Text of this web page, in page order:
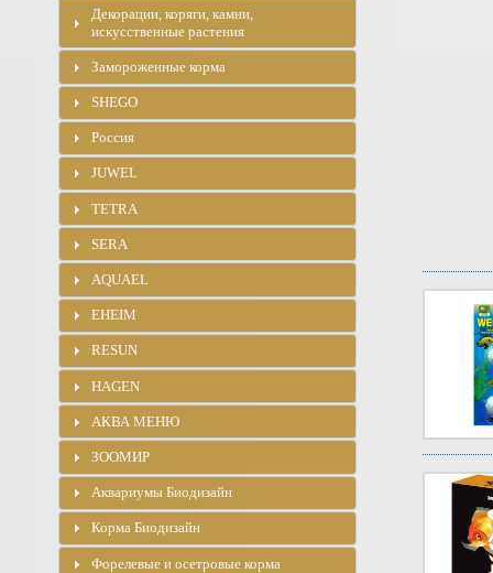
Декорации, коряги, камни,
искусственные растения
Замороженные корма
SHEGO
Россия
JUWEL
TETRA
SERA
AQUAEL
EHEIM
RESUN
HAGEN
АКВА МЕНЮ
ЗООМИР
Аквариумы Биодизайн
Корма Биодизайн
Форелевые и осетровые корма